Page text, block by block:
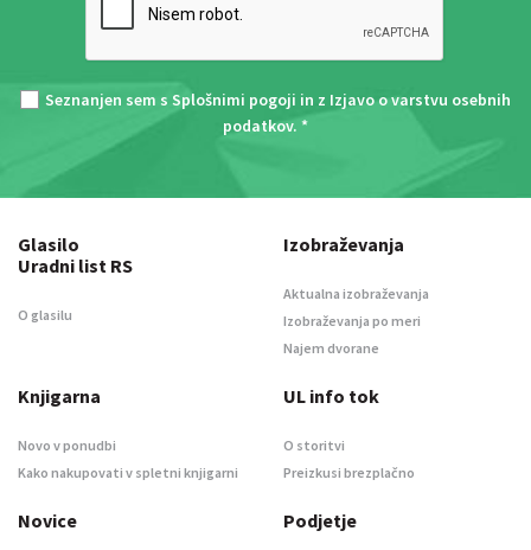
Seznanjen sem s Splošnimi pogoji in z Izjavo o varstvu osebnih
podatkov. *
Glasilo
Uradni list RS
O glasilu
Izobraževanja
Aktualna izobraževanja
Izobraževanja po meri
Najem dvorane
Knjigarna
Novo v ponudbi
Kako nakupovati v spletni knjigarni
UL info tok
O storitvi
Preizkusi brezplačno
Novice Podjetje